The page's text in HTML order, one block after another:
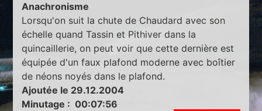
Anachronisme
Lorsqu'on suit la chute de Chaudard avec son
échelle quand Tassin et Pithiver dans la
quincaillerie, on peut voir que cette dernière est
équipée d'un faux plafond moderne avec boîtier
de néons noyés dans le plafond.
Ajoutée le 29.12.2004
Minutage : 00:07:56